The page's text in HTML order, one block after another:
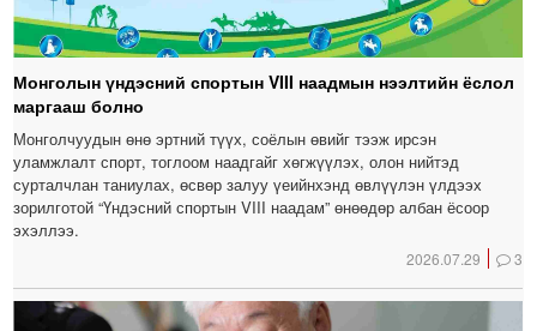
Монголын үндэсний спортын VIII наадмын нээлтийн ёслол
маргааш болно
Монголчуудын өнө эртний түүх, соёлын өвийг тээж ирсэн
уламжлалт спорт, тоглоом наадгайг хөгжүүлэх, олон нийтэд
сурталчлан таниулах, өсвөр залуу үеийнхэнд өвлүүлэн үлдээх
зорилготой “Үндэсний спортын VIII наадам” өнөөдөр албан ёсоор
эхэллээ.
2026.07.29 3